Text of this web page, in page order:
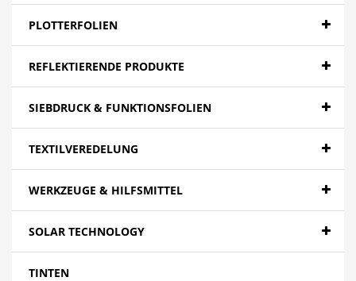
PLOTTERFOLIEN
REFLEKTIERENDE PRODUKTE
SIEBDRUCK & FUNKTIONSFOLIEN
TEXTILVEREDELUNG
WERKZEUGE & HILFSMITTEL
SOLAR TECHNOLOGY
TINTEN